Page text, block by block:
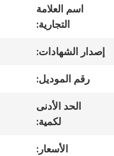
جولة
اسم العلامة
التجارية:
إصدار الشهادات:
رقم الموديل:
الحد الأدنى
لكمية:
الأسعار: